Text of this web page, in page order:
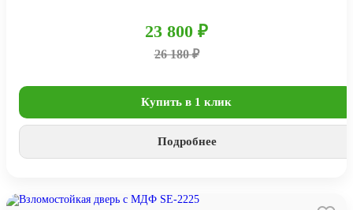
23 800 ₽
26 180 ₽
Купить в 1 клик
Подробнее